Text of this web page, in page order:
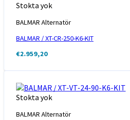
Stokta yok
BALMAR Alternatör
BALMAR / XT-CR-250-K6-KIT
€2.959,20
Stokta yok
BALMAR Alternatör